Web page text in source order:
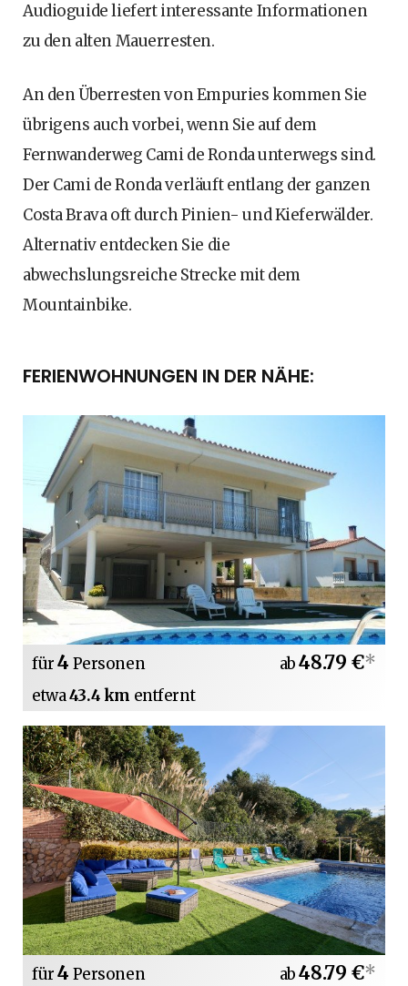
Audioguide liefert interessante Informationen
zu den alten Mauerresten.
An den Überresten von Empuries kommen Sie
übrigens auch vorbei, wenn Sie auf dem
Fernwanderweg Cami de Ronda unterwegs sind.
Der Cami de Ronda verläuft entlang der ganzen
Costa Brava oft durch Pinien- und Kieferwälder.
Alternativ entdecken Sie die
abwechslungsreiche Strecke mit dem
Mountainbike.
FERIENWOHNUNGEN IN DER NÄHE:
für4 Personen
etwa43.4 km entfernt
ab48.79 €*
für4 Personen
ab48.79 €*